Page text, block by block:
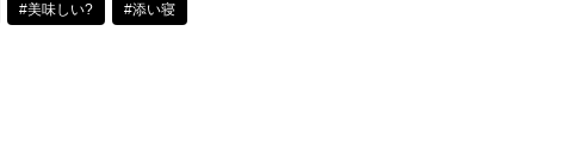
#美味しい? #添い寝